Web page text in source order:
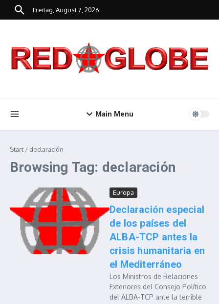
Zum Inhalt springen
Freitag, August 7, 2026
Main Menu
Start / declaración
Browsing Tag: declaración
Europa
Declaración especial
de los países del
ALBA-TCP antes la
crisis humanitaria en
el Mediterráneo
Los Ministros de Relaciones
Exteriores del Consejo Político
del ALBA-TCP ante la terrible